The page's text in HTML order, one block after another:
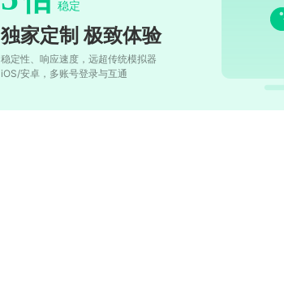
稳定
独家定制 极致体验
稳定性、响应速度，远超传统模拟器
iOS/安卓，多账号登录与互通